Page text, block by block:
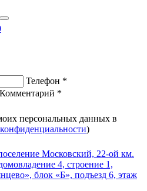
Телефон *
Комментарий *
персональных данных в
)
Московский, 22-ой км.
4, строение 1,
блок «Б», подъезд 6, этаж